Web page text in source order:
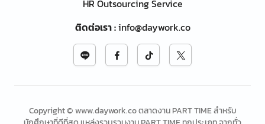
HR Outsourcing Service
ติดต่อเรา:info@daywork.co
Copyright © www.daywork.co ตลาดงาน PART TIME สำหรับ